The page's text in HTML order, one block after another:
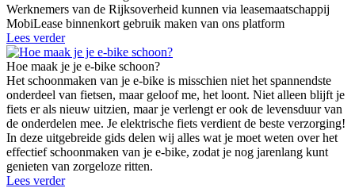
Werknemers van de Rijksoverheid kunnen via leasemaatschappij
MobiLease binnenkort gebruik maken van ons platform
Lees verder
Hoe maak je je e-bike schoon?
Het schoonmaken van je e-bike is misschien niet het spannendste
onderdeel van fietsen, maar geloof me, het loont. Niet alleen blijft je
fiets er als nieuw uitzien, maar je verlengt er ook de levensduur van
de onderdelen mee. Je elektrische fiets verdient de beste verzorging!
In deze uitgebreide gids delen wij alles wat je moet weten over het
effectief schoonmaken van je e-bike, zodat je nog jarenlang kunt
genieten van zorgeloze ritten.
Lees verder